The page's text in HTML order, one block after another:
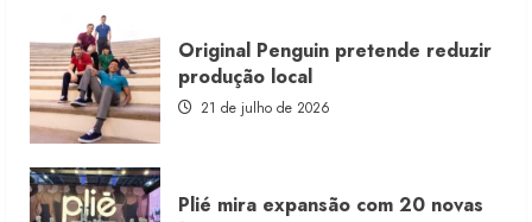
Original Penguin pretende reduzir
produção local
21 de julho de 2026
Plié mira expansão com 20 novas